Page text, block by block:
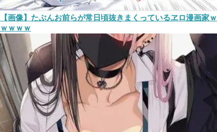
【画像】たぶんお前らが常日頃抜きまくっているヱロ漫画家ｗ
ｗｗｗｗ